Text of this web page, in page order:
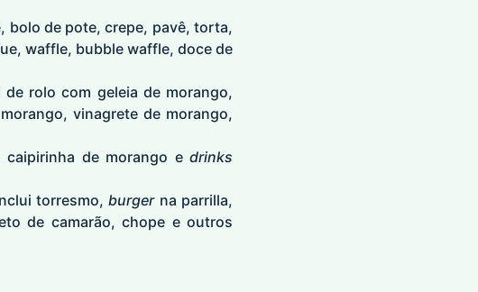
bolo de pote, crepe, pavê, torta,
waffle, bubble waffle, doce de
rolo com geleia de morango,
vinagrete de morango,
caipirinha de morango edrinks
torresmo,burgerna parrilla,
de camarão, chope e outros